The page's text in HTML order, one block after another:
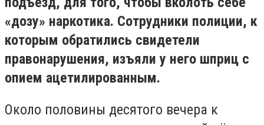
«дозу» наркотика. Сотрудники полиции, к
которым обратились свидетели
правонарушения, изъяли у него шприц с
опием ацетилированным.
Около половины десятого вечера к